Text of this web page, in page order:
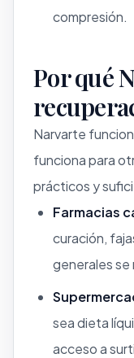
compresión.
Por qué
Narvarte
funciona para
prácticos y
Farmacias
curación,
generales se
sea dieta
acceso a